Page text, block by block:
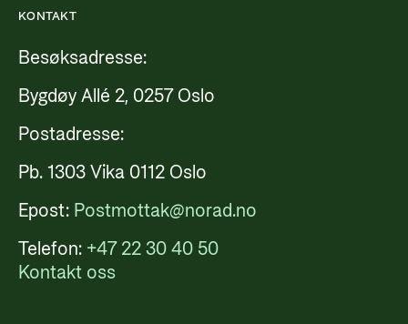
KONTAKT
Besøksadresse:
Bygdøy Allé 2, 0257 Oslo
Postadresse:
Pb. 1303 Vika 0112 Oslo
Epost: Postmottak@norad.no
Telefon: +47 22 30 40 50
Kontakt oss